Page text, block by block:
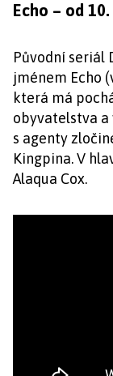
Echo – od
Původní seriál
jménem Echo
která má
obyvatelstva a
s agenty
Kingpina. V
Alaqua Cox.